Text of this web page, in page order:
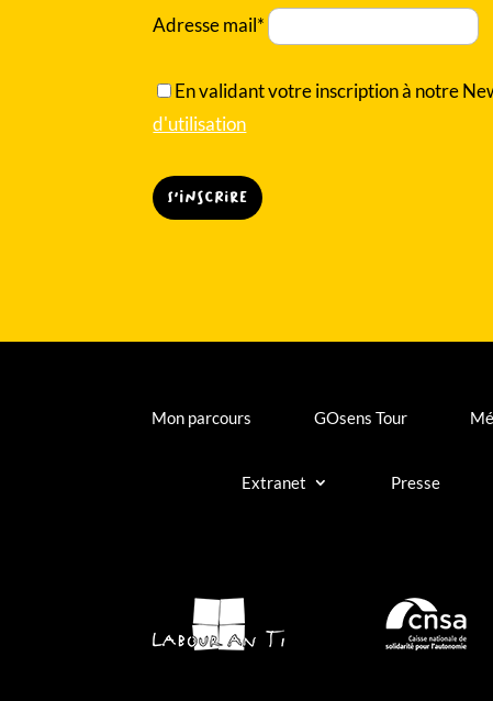
Adresse mail*
En validant votre inscription à notre
d'utilisation
Mon parcours GOsens Tour
Extranet Presse